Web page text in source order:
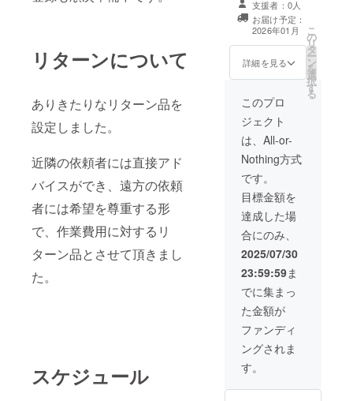
リターンについて
ありきたりなリターン品を
設定しました。
近隣の依頼者には直接アド
バイスができ、遠方の依頼
者には希望を尊重する形
で、作業費用に対するリ
ターン品とさせて頂きまし
た。
スケジュール
チケット発行よ
り5ヵ年末まで有
一台につきチ
ケット1枚とさせ
て頂きます。
ケットをお持ち
の方は、利用し
別の車両
でご使用くださ
い。 ●有効期
限：初回利用し
た時点で効果を
失効します。
：当
チケット発行よ
り5ヵ年末まで有
効
利用時注意
・チケット
は当店舗に、紙
媒体でご持参又
は郵送にて
・タイヤ又
送いただく際
に、同梱して
頂いても
ご利用いただけ
ます ・お車
一台につきチ
ケット1枚とさせ
て頂きます。
・複数チ
ケットをお持ち
の方は、利用し
別の車両
でご使用くださ
い。 ●有効期
限：初回利用し
た時点で効果を
：当
チケット発行よ
り5ヵ年末まで有
効
支援者：0人
お届け予定：
2026年01月
詳細を見る
こ
の
リ
タ
ー
ン
を
選
択
す
る
このプロ
ジェクト
は、All-or-
Nothing方式
です。
目標金額を
達成した場
合にのみ、
2025/07/30
23:59:59ま
でに集まっ
た金額が
ファンディ
ングされま
す。